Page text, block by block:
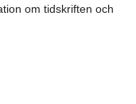
om tidskriften och